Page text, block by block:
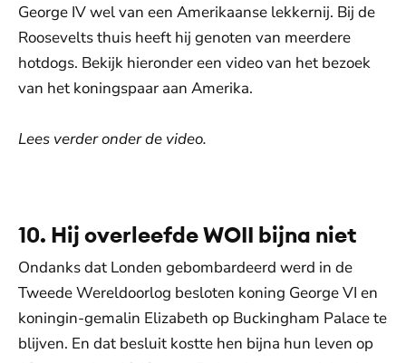
George IV wel van een Amerikaanse lekkernij. Bij de
Roosevelts thuis heeft hij genoten van meerdere
hotdogs. Bekijk hieronder een video van het bezoek
van het koningspaar aan Amerika.
Lees verder onder de video.
10. Hij overleefde WOII bijna niet
Ondanks dat Londen gebombardeerd werd in de
Tweede Wereldoorlog besloten koning George VI en
koningin-gemalin Elizabeth op Buckingham Palace te
blijven. En dat besluit kostte hen bijna hun leven op